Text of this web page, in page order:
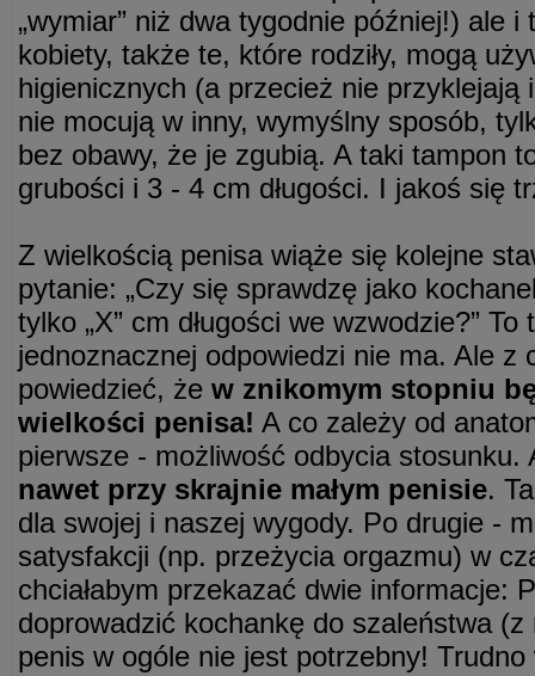
„wymiar” niż dwa tygodnie później!) ale
kobiety, także te, które rodziły, mogą
higienicznych (a przecież nie przyklejają
nie mocują w inny, wymyślny sposób,
bez obawy, że je zgubią. A taki tampon
grubości i 3 - 4 cm długości. I jakoś się
Z wielkością penisa wiąże się kolejne
pytanie: „Czy się sprawdzę jako
tylko „X” cm długości we wzwodzie?”
jednoznacznej odpowiedzi nie ma. Ale z
powiedzieć, że w znikomym stopniu
wielkości penisa! A co zależy od
pierwsze - możliwość odbycia stosunku.
nawet przy skrajnie małym penisie.
dla swojej i naszej wygody. Po drugie -
satysfakcji (np. przeżycia orgazmu) w
chciałabym przekazać dwie informacje:
doprowadzić kochankę do szaleństwa
penis w ogóle nie jest potrzebny!